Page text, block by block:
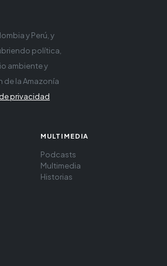
y Perú, y
política,
ambiente y
de la Amazonía
privacidad
MULTIMEDIA
Podcasts
Multimedia
Historias